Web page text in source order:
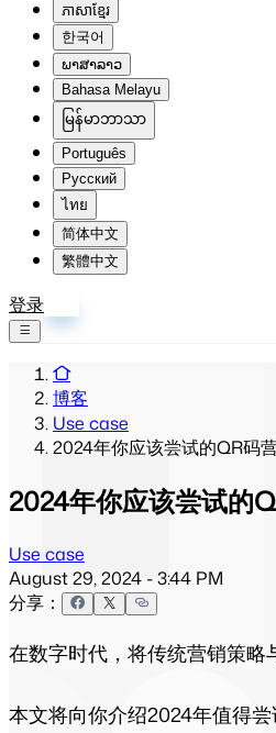
ភាសាខ្មែរ
한국어
ພາສາລາວ
Bahasa Melayu
မြန်မာဘာသာ
Português
Русский
ไทย
简体中文
繁體中文
登录
博客
Use case
2024年你应该尝试的QR码
2024年你应该尝试的
Use case
August 29, 2024 - 3:44 PM
分享：
在数字时代，将传统营销策略
本文将向你介绍2024年值得